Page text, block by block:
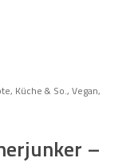
Küche & So., Vegan,
–